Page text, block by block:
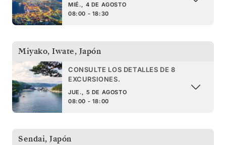
MIÉ., 4 DE AGOSTO
08:00 - 18:30
Miyako, Iwate, Japón
CONSULTE LOS DETALLES DE 8
EXCURSIONES.
JUE., 5 DE AGOSTO
08:00 - 18:00
Sendai, Japón